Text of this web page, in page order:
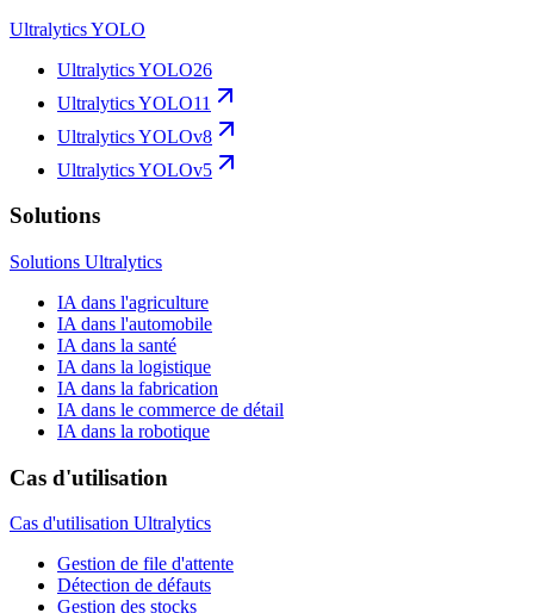
Ultralytics YOLO
Ultralytics YOLO26
Ultralytics YOLO11
Ultralytics YOLOv8
Ultralytics YOLOv5
Solutions
Solutions Ultralytics
IA dans l'agriculture
IA dans l'automobile
IA dans la santé
IA dans la logistique
IA dans la fabrication
IA dans le commerce de détail
IA dans la robotique
Cas d'utilisation
Cas d'utilisation Ultralytics
Gestion de file d'attente
Détection de défauts
Gestion des stocks